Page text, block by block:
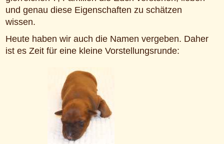
und genau diese Eigenschaften zu schätzen
wissen.
Heute haben wir auch die Namen vergeben. Daher
ist es Zeit für eine kleine Vorstellungsrunde: